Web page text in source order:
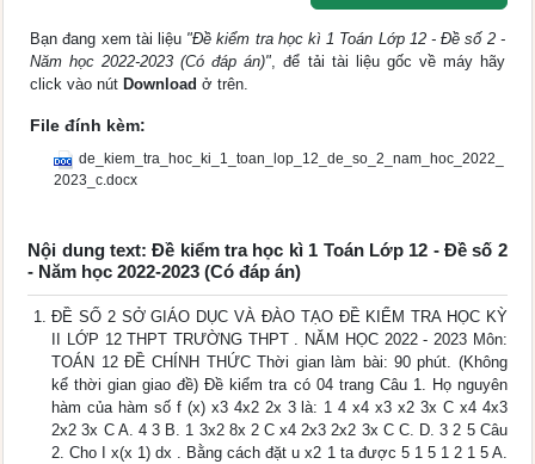
Bạn đang xem tài liệu "Đề kiểm tra học kì 1 Toán Lớp 12 - Đề số 2 -
Năm học 2022-2023 (Có đáp án)", để tải tài liệu gốc về máy hãy
click vào nút Download ở trên.
File đính kèm:
de_kiem_tra_hoc_ki_1_toan_lop_12_de_so_2_nam_hoc_2022_
2023_c.docx
Nội dung text: Đề kiểm tra học kì 1 Toán Lớp 12 - Đề số 2
- Năm học 2022-2023 (Có đáp án)
ĐỀ SỐ 2 SỞ GIÁO DỤC VÀ ĐÀO TẠO ĐỀ KIỂM TRA HỌC KỲ
II LỚP 12 THPT TRƯỜNG THPT . NĂM HỌC 2022 - 2023 Môn:
TOÁN 12 ĐỀ CHÍNH THỨC Thời gian làm bài: 90 phút. (Không
kể thời gian giao đề) Đề kiểm tra có 04 trang Câu 1. Họ nguyên
hàm của hàm số f (x) x3 4x2 2x 3 là: 1 4 x4 x3 x2 3x C x4 4x3
2x2 3x C A. 4 3 B. 1 3x2 8x 2 C x4 2x3 2x2 3x C C. D. 3 2 5 Câu
2. Cho I x(x 1) dx . Bằng cách đặt u x2 1 ta được 5 1 5 1 2 1 5 A.